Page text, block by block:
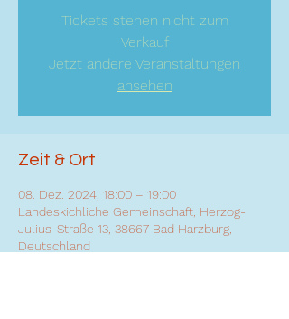
Tickets stehen nicht zum
Verkauf
Jetzt andere Veranstaltungen
ansehen
Zeit & Ort
08. Dez. 2024, 18:00 – 19:00
Landeskichliche Gemeinschaft, Herzog-
Julius-Straße 13, 38667 Bad Harzburg,
Deutschland